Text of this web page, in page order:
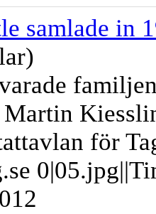
samlade in
för
0|05.jpg||